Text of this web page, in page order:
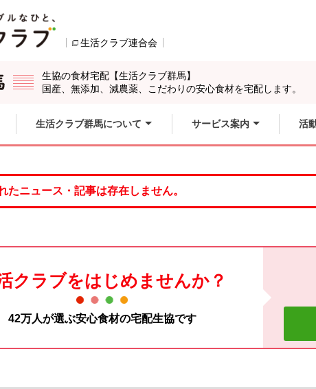
生活クラブ連合会
生協の食材宅配【生活クラブ群馬】
国産、無添加、減農薬、こだわりの安心食材を宅配します。
生活クラブ群馬について サービス案内 活
たニュース・記事は存在しません。
クラブをはじめませんか？
42万人が選ぶ安心食材の宅配生協です